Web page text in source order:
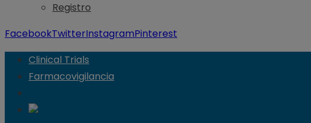
Registro
FacebookTwitterInstagramPinterest
Clinical Trials
Farmacovigilancia